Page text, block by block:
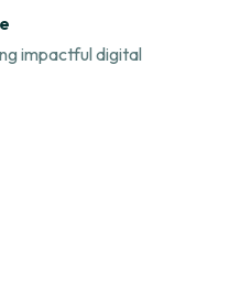
impactful digital